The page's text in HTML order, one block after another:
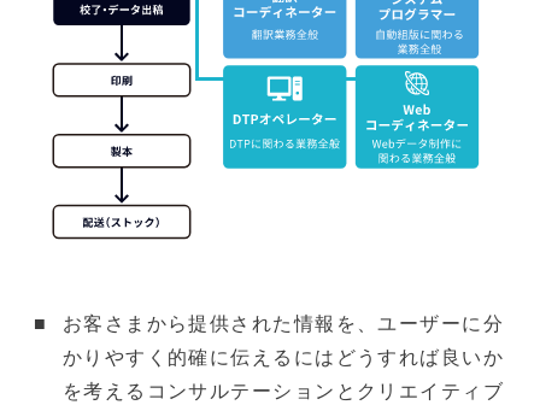
お客さまから提供された情報を、ユーザーに分
かりやすく的確に伝えるにはどうすれば良いか
を考えるコンサルテーションとクリエイティブ